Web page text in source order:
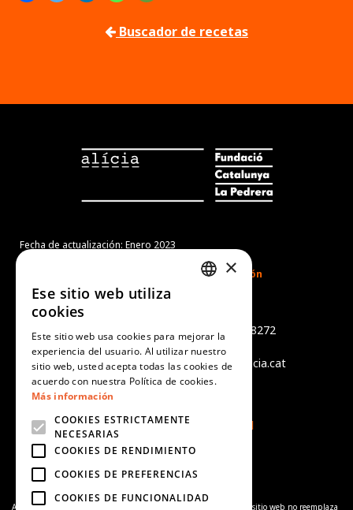
Buscador de recetas
Fecha de actualización: Enero 2023
Camí de Sant Benet, s/n - 08272
Sant Fruitós de Bages
tel +34 938 759 402 - info@alicia.cat
Política de Privacidad
Aviso de complementariedad: La información proporcionada en el sitio web no reemplaza
ENGLISH
PORTUGUESE
×
Ese sitio web utiliza
cookies
Este sitio web usa cookies para mejorar la
experiencia del usuario. Al utilizar nuestro
sitio web, usted acepta todas las cookies de
acuerdo con nuestra Política de cookies.
Más información
COOKIES ESTRICTAMENTE
NECESARIAS
COOKIES DE RENDIMIENTO
COOKIES DE PREFERENCIAS
COOKIES DE FUNCIONALIDAD